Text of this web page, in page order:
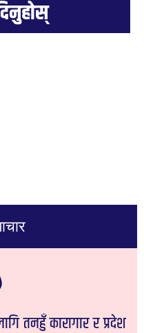
तनहुँ कारागार र प्रदेश